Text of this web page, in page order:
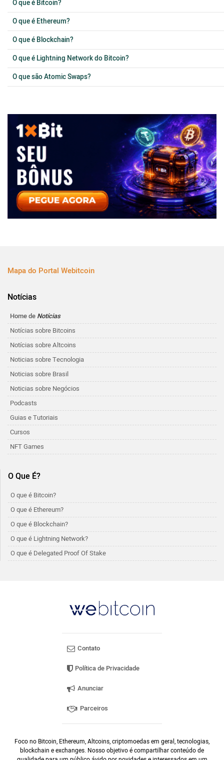
O que é Bitcoin?
O que é Ethereum?
O que é Blockchain?
O que é Lightning Network do Bitcoin?
O que são Atomic Swaps?
Mapa do Portal Webitcoin
Notícias
Home de Notícias
Notícias sobre Bitcoins
Notícias sobre Altcoins
Noticias sobre Tecnologia
Noticias sobre Brasil
Noticias sobre Negócios
Podcasts
Guias e Tutoriais
Cursos
NFT Games
O Que É?
O que é Bitcoin?
O que é Ethereum?
O que é Blockchain?
O que é Lightning Network?
O que é Delegated Proof Of Stake
Contato
Política de Privacidade
Anunciar
Parceiros
Foco no Bitcoin, Ethereum, Altcoins, criptomoedas em geral, tecnologias,
blockchain e exchanges. Nosso objetivo é compartilhar conteúdo de